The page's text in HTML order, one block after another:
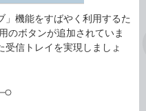
」機能をすばやく利用するた
のボタンが追加されていま
信トレイを実現しましょ